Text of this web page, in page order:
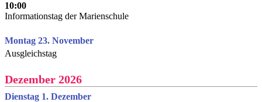
10:00
Informationstag der Marienschule
Montag 23. November
Ausgleichstag
Dezember 2026
Dienstag 1. Dezember